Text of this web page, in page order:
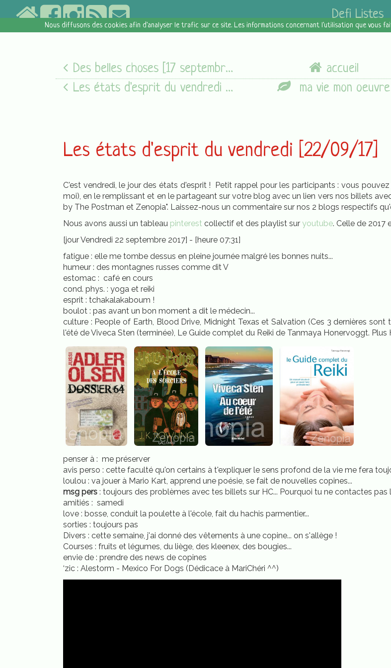
Nous diffusons des cookies afin d'analyser le trafic sur ce site. Les informations concernant l'utilisation que vous
Defi Listes
Des belles choses [17 septembre 2017] accueil
Les états d'esprit du vendredi [05/08/16]
ma vie mon oeuvre
Les états d'esprit du vendredi [22/09/17]
C'est vendredi, le jour des états d'esprit ! Petit rappel pour les participants : vous
moi), en le remplissant et en le partageant sur votre blog avec un lien vers nos billets
by The Postman et Zenopia". Laissez-nous un commentaire sur nos 2 blogs respectifs
Nous avons aussi un tableau pinterest collectif et des playlist sur youtube. Celle de 2017
[jour Vendredi 22 septembre 2017] - [heure 07:31]
fatigue : elle me tombe dessus en pleine journée malgré les bonnes nuits...
humeur : des montagnes russes comme dit V
estomac : café en cours
cond. phys. : yoga et reiki
esprit : tchakalakaboum !
boulot : pas avant un bon moment a dit le médecin...
culture : People of Earth, Blood Drive, Midnight Texas et Salvation (Ces 3 dernières
l'été de Viveca Sten (terminée), Le Guide complet du Reiki de Tanmaya Honervoggt.
penser à : me préserver
avis perso : cette faculté qu'on certains à t'expliquer le sens profond de la vie me fera
loulou : va jouer à Mario Kart, apprend une poésie, se fait de nouvelles copines...
msg pers : toujours des problèmes avec tes billets sur HC... Pourquoi tu ne contactes
amitiés : samedi
love : bosse, conduit la poulette à l'école, fait du hachis parmentier...
sorties : toujours pas
Divers : cette semaine, j'ai donné des vêtements à une copine... on s'allège !
Courses : fruits et légumes, du liège, des kleenex, des bougies...
envie de : prendre des news de copines
‘zic : Alestorm - Mexico For Dogs (Dédicace à MariChéri ^^)